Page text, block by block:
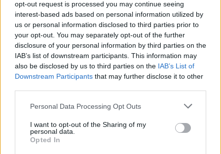
opt-out request is processed you may continue seeing
interest-based ads based on personal information utilized by
us or personal information disclosed to third parties prior to
your opt-out. You may separately opt-out of the further
disclosure of your personal information by third parties on the
IAB’s list of downstream participants. This information may
also be disclosed by us to third parties on the IAB’s List of
Downstream Participants that may further disclose it to other
Personal Data Processing Opt Outs
I want to opt-out of the Sharing of my
personal data.
Opted In
[ΠΗΓΗ]
ΔΙΑΦΗΜΙΣΗ